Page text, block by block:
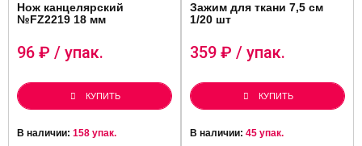
Нож канцелярский
№FZ2219 18 мм
96 ₽ / упак.
КУПИТЬ
В наличии: 158 упак.
Зажим для ткани 7,5 см
1/20 шт
359 ₽ / упак.
КУПИТЬ
В наличии: 45 упак.